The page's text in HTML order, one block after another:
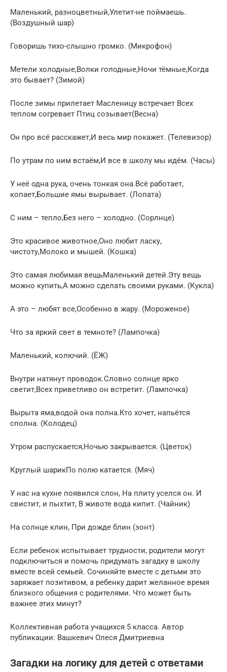
Маленький, разноцветный,Улетит-не поймаешь.
(Воздушный шар)
Говоришь тихо-слышно громко. (Микрофон)
Метели холодные,Волки голодные,Ночи тёмные,Когда
это бывает? (Зимой)
После зимы прилетает Масленицу встречает Всех
теплом согревает Птиц созывает(Весна)
Он про всё расскажет,И весь мир покажет. (Телевизор)
По утрам по ним встаём,И все в школу мы идём. (Часы)
У неё одна рука, очень тонкая она.Всё работает,
копает,Большие ямы вырывает. (Лопата)
С ним – тепло,Без него – холодно. (Сорлнце)
Это красивое животное,Оно любит ласку,
чистоту,Молоко и мышей. (Кошка)
Это самая любимая вещьМаленький детей.Эту вещь
можно купить,А можно сделать своими руками. (Кукла)
А это – любят все,Особенно в жару. (Мороженое)
Что за яркий свет в темноте? (Лампочка)
Маленький, колючий. (ЁЖ)
Внутри натянут проводок.Словно солнце ярко
светит,Всех приветливо он встретит. (Лампочка)
Вырыта яма,водой она полна.Кто хочет, напьётся
сполна. (Колодец)
Утром распускается,Ночью закрывается. (Цветок)
Круглый шарикПо полю катается. (Мяч)
У нас на кухне появился слон, На плиту уселся он. И
свистит, и пыхтит, В животе вода кипит. (Чайник)
На солнце клин, При дожде блин (зонт)
Если ребенок испытывает трудности, родители могут
подключиться и помочь придумать загадку в школу
вместе всей семьей. Сочиняйте вместе с детьми это
заряжает позитивом, а ребенку дарит желанное время
близкого общения с родителями. Что может быть
важнее этих минут?
Коллективная работа учащихся 5 класса. Автор
публикации: Вашкевич Олеся Дмитриевна
Загадки на логику для детей с ответами